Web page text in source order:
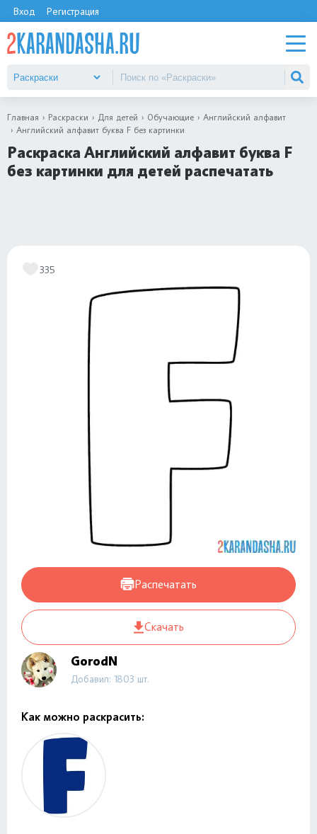
Вход Регистрация
Главная Раскраски Для детей Обучающие
Английский алфавит
Английский алфавит буква F без картинки
Раскраска Английский алфавит буква F
без картинки для детей распечатать
335
Распечатать
Скачать
GorodN
Добавил: 1803 шт.
Как можно раскрасить: